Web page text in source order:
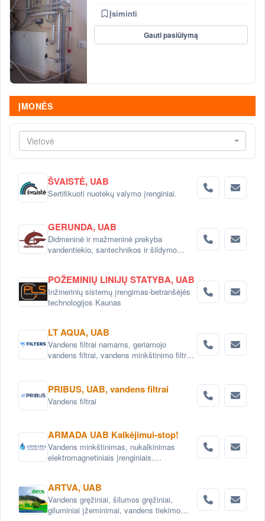
Įsiminti
Gauti pasiūlymą
ĮMONĖS
Vietovė
ŠVAISTĖ, UAB
Sertifikuoti nuotekų valymo įrenginiai.
GERUNDA, UAB
Didmeninė ir mažmeninė prekyba
vandentiekio, santechnikos ir šildymo
POŽEMINIŲ LINIJŲ STATYBA, UAB
Inžinerinių sistemų įrengimas-betranšėjės
technologijos Kaunas
LT AQUA, UAB
Vandens filtrai namams, geriamojo
vandens filtrai, vandens minkštinimo filtrai,
kasetiniai vandens filtrai, vandens filtrai
biurams, pramoniniai vandens filtrai.
PRIBUS, UAB, vandens filtrai
Vandens filtrai
ARMADA UAB Kalkėjimui-stop!
Vandens minkštinimas, nukalkinimas
elektromagnetiniais įrenginiais.
Elektroniniai vandens minkštinimo
įrenginiai AntiCa .
ARTVA, UAB
Vandens gręžiniai, šilumos gręžiniai,
giluminiai įžeminimai, vandens tiekimo